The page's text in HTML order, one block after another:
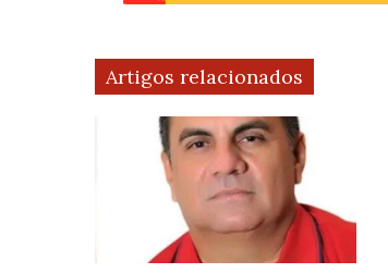
Artigos relacionados